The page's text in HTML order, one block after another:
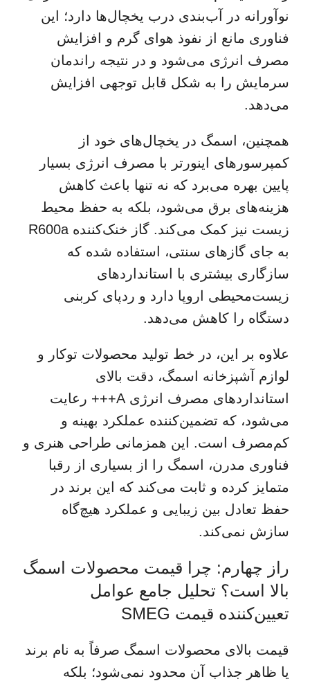
نوآورانه در آب‌بندی درب یخچال‌ها دارد؛ این
فناوری مانع از نفوذ هوای گرم و افزایش
مصرف انرژی می‌شود و در نتیجه راندمان
سرمایش را به شکل قابل توجهی افزایش
می‌دهد.
همچنین، اسمگ در یخچال‌های خود از
کمپرسورهای اینورتر با مصرف انرژی بسیار
پایین بهره می‌برد که نه تنها باعث کاهش
هزینه‌های برق می‌شود، بلکه به حفظ محیط
زیست نیز کمک می‌کند. گاز خنک‌کننده R600a
به جای گازهای سنتی، استفاده شده که
سازگاری بیشتری با استانداردهای
زیست‌محیطی اروپا دارد و ردپای کربنی
دستگاه را کاهش می‌دهد.
علاوه بر این، در خط تولید محصولات توکار و
لوازم آشپزخانه اسمگ، دقت بالای
استانداردهای مصرف انرژی A+++
رعایت
می‌شود، که تضمین‌کننده عملکرد بهینه و
کم‌مصرف است. این همزمانی طراحی هنری و
فناوری مدرن، اسمگ را از بسیاری از رقبا
متمایز کرده و ثابت می‌کند که این برند در
حفظ تعادل بین زیبایی و عملکرد هیچ‌گاه
سازش نمی‌کند.
راز چهارم: چرا قیمت محصولات اسمگ
بالا است؟ تحلیل جامع عوامل
تعیین‌کننده قیمت SMEG
قیمت بالای محصولات اسمگ صرفاً به نام برند
یا ظاهر جذاب آن محدود نمی‌شود؛ بلکه